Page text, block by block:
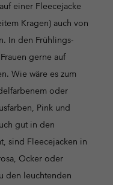
einer Fleecejacke
Kragen) auch von
In den Frühlings-
gerne auf
Wie wäre es zum
oder
Pink und
gut in den
sind Fleecejacken in
Ocker oder
den leuchtenden